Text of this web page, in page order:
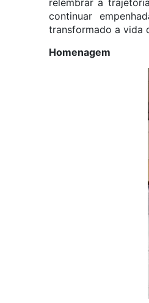
relembrar a
continuar
transformado a vida
Homenagem